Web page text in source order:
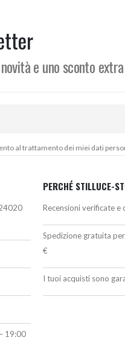
e uno sconto
al trattamento dei miei dati
19:00
PERCHÉ STILLUCE-
Recensioni verificate e
Spedizione gratuita
€
I tuoi acquisti sono